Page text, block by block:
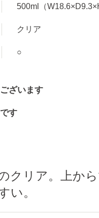
500ml（
クリア
○
ざいます
す
クリア。上か
い。